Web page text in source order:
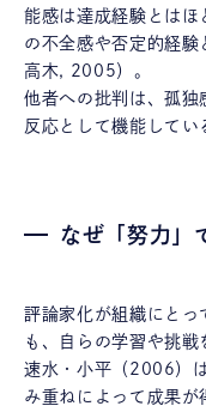
能感は達成経験とはほ
の不全感や否定的経験
高木, 2005）。
他者への批判は、孤独
反応として機能してい
なぜ「努力」
評論家化が組織にとっ
も、自らの学習や挑戦
速水・小平（2006）
み重ねによって成果が